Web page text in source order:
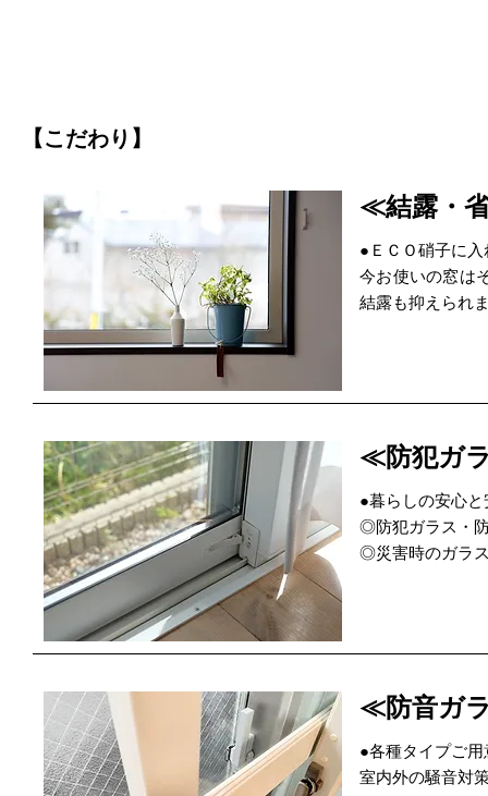
【こだわり】
≪結露・
●ＥＣＯ硝子に入
今お使いの窓は
結露も抑えられ
≪防犯ガ
●暮らしの安心
◎防犯ガラス・
◎災害時のガラ
≪防音ガ
●各種タイプご
室内外の騒音対